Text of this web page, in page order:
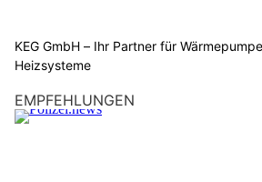
KEG GmbH – Ihr Partner für
Heizsysteme
EMPFEHLUNGEN